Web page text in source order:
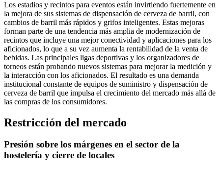
Los estadios y recintos para eventos están invirtiendo fuertemente en
la mejora de sus sistemas de dispensación de cerveza de barril, con
cambios de barril más rápidos y grifos inteligentes. Estas mejoras
forman parte de una tendencia más amplia de modernización de
recintos que incluye una mejor conectividad y aplicaciones para los
aficionados, lo que a su vez aumenta la rentabilidad de la venta de
bebidas. Las principales ligas deportivas y los organizadores de
torneos están probando nuevos sistemas para mejorar la medición y
la interacción con los aficionados. El resultado es una demanda
institucional constante de equipos de suministro y dispensación de
cerveza de barril que impulsa el crecimiento del mercado más allá de
las compras de los consumidores.
Restricción del mercado
Presión sobre los márgenes en el sector de la
hostelería y cierre de locales